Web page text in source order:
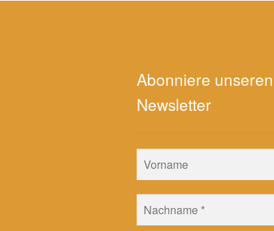
Abonniere unseren
Newsletter